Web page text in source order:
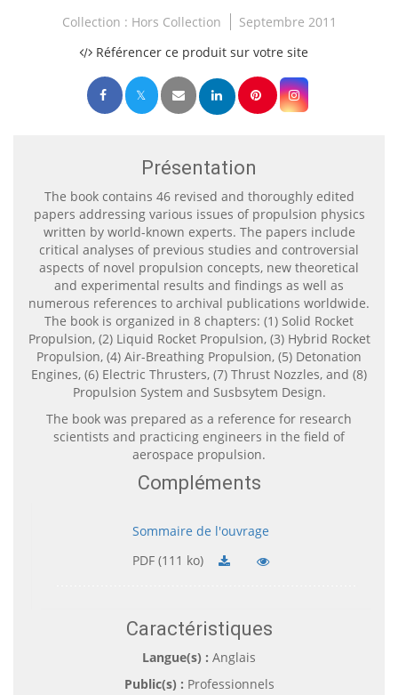
Collection : Hors Collection
Septembre 2011
Référencer ce produit sur votre site
Présentation
The book contains 46 revised and thoroughly edited
papers addressing various issues of propulsion physics
written by world-known experts. The papers include
critical analyses of previous studies and controversial
aspects of novel propulsion concepts, new theoretical
and experimental results and findings as well as
numerous references to archival publications worldwide.
The book is organized in 8 chapters: (1) Solid Rocket
Propulsion, (2) Liquid Rocket Propulsion, (3) Hybrid Rocket
Propulsion, (4) Air-Breathing Propulsion, (5) Detonation
Engines, (6) Electric Thrusters, (7) Thrust Nozzles, and (8)
Propulsion System and Susbsytem Design.
The book was prepared as a reference for research
scientists and practicing engineers in the field of
aerospace propulsion.
Compléments
Sommaire de l'ouvrage
PDF (111 ko)
Caractéristiques
Langue(s) : Anglais
Public(s) : Professionnels